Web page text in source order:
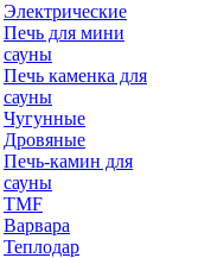
Электрические
Печь для мини
сауны
Печь каменка для
сауны
Чугунные
Дровяные
Печь-камин для
сауны
TMF
Варвара
Теплодар